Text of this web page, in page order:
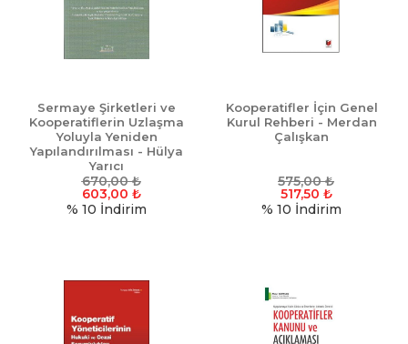
Sermaye Şirketleri ve
Kooperatiflerin Uzlaşma
Yoluyla Yeniden
Yapılandırılması - Hülya
Yarıcı
670,00₺
603,00 ₺
% 10 İndirim
Kooperatifler İçin Genel
Kurul Rehberi - Merdan
Çalışkan
575,00₺
517,50 ₺
% 10 İndirim